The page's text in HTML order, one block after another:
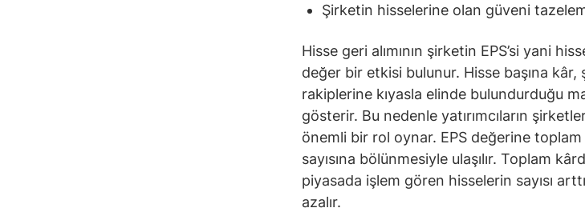
Şirketin hisselerine olan güveni
Hisse geri alımının şirketin EPS’si yani
değer bir etkisi bulunur. Hisse başına
rakiplerine kıyasla elinde bulundurduğu
gösterir. Bu nedenle yatırımcıların
önemli bir rol oynar. EPS değerine toplam
sayısına bölünmesiyle ulaşılır. Toplam
piyasada işlem gören hisselerin sayısı
azalır.